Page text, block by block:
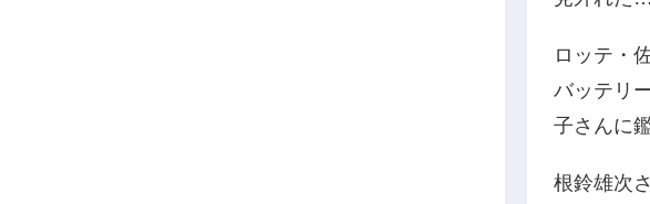
ロッテ・
バッテリ
子さんに
根鈴雄次